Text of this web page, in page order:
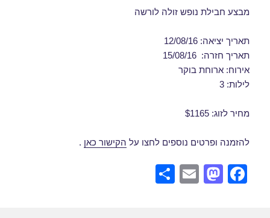
מבצע חבילת נופש זולה לורשה
תאריך יציאה: 12/08/16
תאריך חזרה: 15/08/16
אירוח: ארוחת בוקר
לילות: 3
מחיר לזוג: $1165
להזמנה ופרטים נוספים לחצו על הקישור כאן .
F
M
E